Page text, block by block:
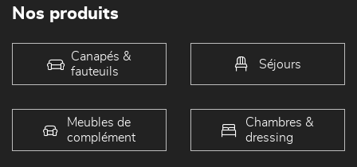
Nos produits
Canapés &
fauteuils
Séjours
Meubles de
complément
Chambres &
dressing